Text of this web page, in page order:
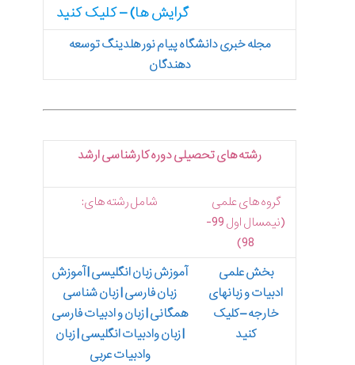
گرایش ها) – کلیک کنید
مجله خبری دانشگاه پیام نور هلدینگ توسعه
دهندگان
رشته های تحصیلی دوره کارشناسی ارشد
گروه های علمی
(نیمسال اول 99-
98)
شامل رشته های:
بخش علمی
ادبیات و زبانهای
خارجه – کلیک
کنید
آموزش زبان انگلیسی | آموزش
زبان فارسی | زبان شناسی
همگانی | زبان و ادبیات فارسی
| زبان وادبیات انگلیسی | زبان
وادبیات عربی